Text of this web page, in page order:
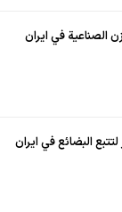
الصناعية في ايران
البضائع في ايران